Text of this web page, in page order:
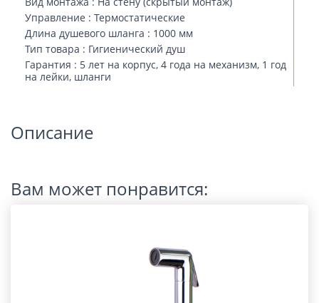
Управление : Термостатические
Длина душевого шланга : 1000 мм
Тип товара : Гигиенический душ
Гарантия : 5 лет на корпус, 4 года на механизм, 1 год
на лейки, шланги
Описание
Вам может понравится: